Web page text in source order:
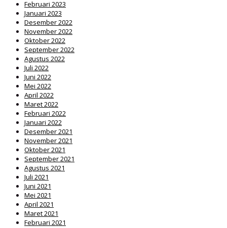
Februari 2023
Januari 2023
Desember 2022
November 2022
Oktober 2022
September 2022
Agustus 2022
Juli 2022
Juni 2022
Mei 2022
April 2022
Maret 2022
Februari 2022
Januari 2022
Desember 2021
November 2021
Oktober 2021
September 2021
Agustus 2021
Juli 2021
Juni 2021
Mei 2021
April 2021
Maret 2021
Februari 2021